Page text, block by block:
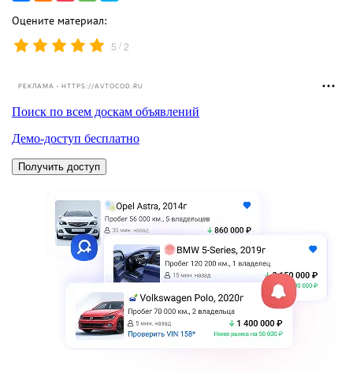
Оцените материал:
5 /2
РЕКЛАМА • HTTPS://AVTOCOD.RU